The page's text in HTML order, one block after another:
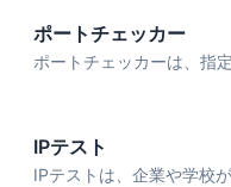
ポートチェッカー
ポートチェッカーは、指
IPテスト
IPテストは、企業や学校